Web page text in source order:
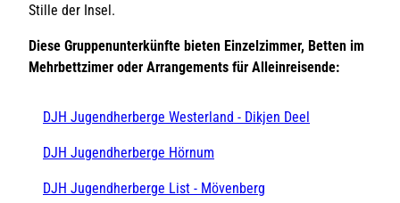
Stille der Insel.
Diese Gruppenunterkünfte bieten Einzelzimmer, Betten im
Mehrbettzimer oder Arrangements für Alleinreisende:
DJH Jugendherberge Westerland - Dikjen Deel
DJH Jugendherberge Hörnum
DJH Jugendherberge List - Mövenberg